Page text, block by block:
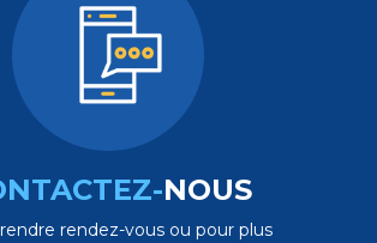
NOUS
rendez-vous ou pour plus